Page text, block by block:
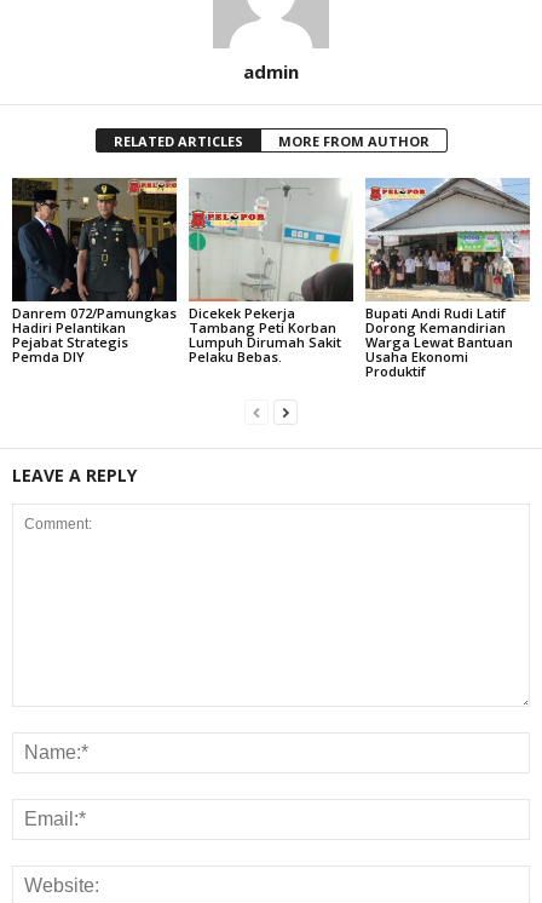
admin
RELATED ARTICLES MORE FROM AUTHOR
Danrem 072/Pamungkas
Hadiri Pelantikan
Pejabat Strategis
Pemda DIY
Dicekek Pekerja
Tambang Peti Korban
Lumpuh Dirumah Sakit
Pelaku Bebas.
Bupati Andi Rudi Latif
Dorong Kemandirian
Warga Lewat Bantuan
Usaha Ekonomi
Produktif
LEAVE A REPLY